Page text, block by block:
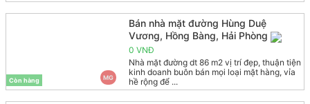
MG
Còn hàng
Bán nhà mặt đường Hùng Duệ
Vương, Hồng Bàng, Hải Phòng
0 VNĐ
Nhà mặt đường dt 86 m2 vị trí đẹp, thuận tiện
kinh doanh buôn bán mọi loại mặt hàng, vỉa
hề rộng để ...